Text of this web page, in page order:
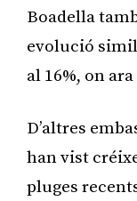
Boadella
evolució
al 16%, on
D’altres
han vist
pluges